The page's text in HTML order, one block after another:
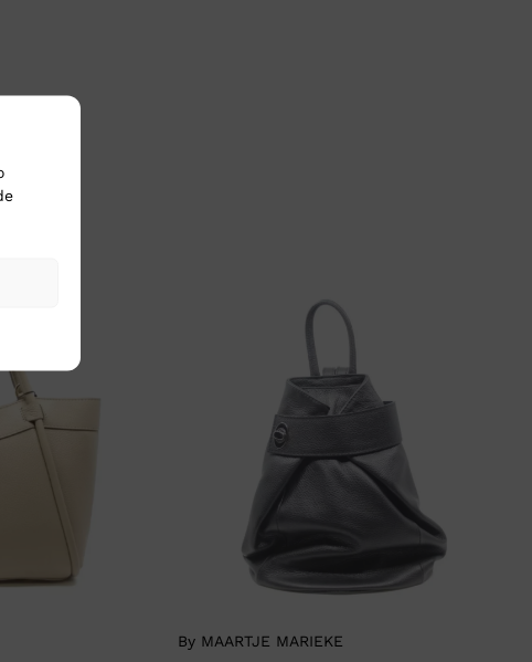
By MAARTJE MARIEKE